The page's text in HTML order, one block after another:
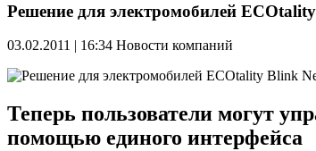
Решение для электромобилей
03.02.2011 | 16:34 Новости компаний
Теперь пользователи могут
помощью единого интерфейса